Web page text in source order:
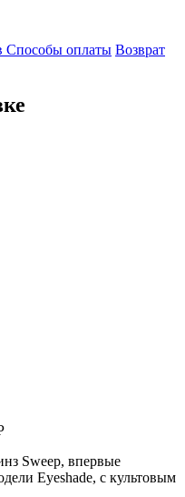
Способы оплаты Возврат
Sweep, впервые
Eyeshade, с культовым